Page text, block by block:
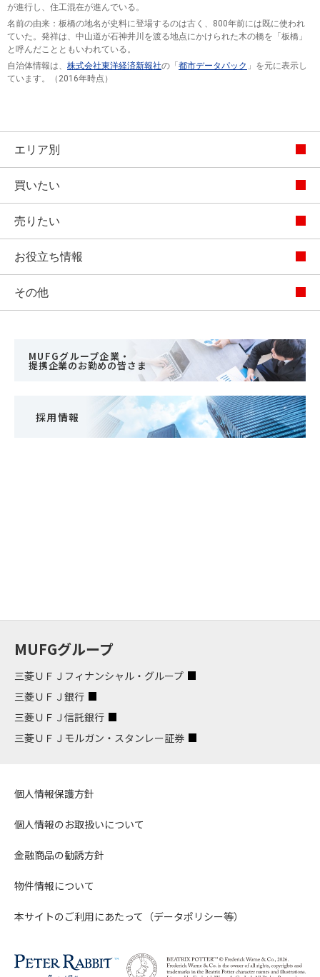
が進行し、住工混在が進んでいる。
名前の由来：板橋の地名が史料に登場するのは古く、800年前には既に使われ
ていた。発祥は、中山道が石神井川を渡る地点にかけられた木の橋を「板橋」
と呼んだことともいわれている。
自治体情報は、 株式会社東洋経済新報社の「都市データパック 」を元に表示し
ています。（2016年時点）
エリア別
買いたい
売りたい
お役立ち情報
その他
MUFGグループ企業・
提携企業のお勤めの皆さま
採用情報
MUFGグループ
三菱ＵＦＪフィナンシャル・グループ
三菱ＵＦＪ銀行
三菱ＵＦＪ信託銀行
三菱ＵＦＪモルガン・スタンレー証券
個人情報保護方針
個人情報のお取扱いについて
金融商品の勧誘方針
物件情報について
本サイトのご利用にあたって（データポリシー等）